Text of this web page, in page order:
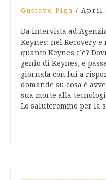
Gustavo Piga / April
Da intervista ad
Keynes: nel Recovery
quanto Keynes c’è?
genio di Keynes, e
giornata con lui a
domande su cosa è
sua morte alla
Lo saluteremmo per la